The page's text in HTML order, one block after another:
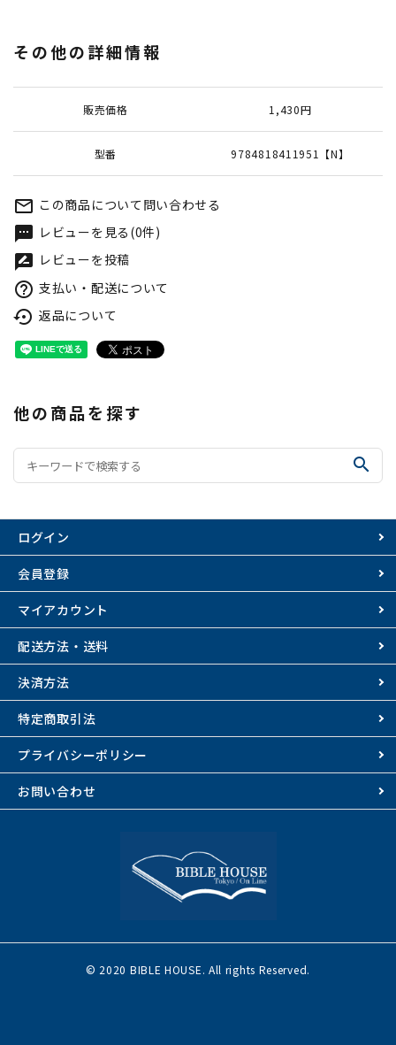
その他の詳細情報
販売価格 1,430円
型番 9784818411951【N】
mail_outline この商品について問い合わせる
textsms レビューを見る(0件)
rate_review レビューを投稿
help_outline 支払い・配送について
settings_backup_restore 返品について
他の商品を探す
search
ログイン
会員登録
マイアカウント
配送方法・送料
決済方法
特定商取引法
プライバシーポリシー
お問い合わせ
© 2020 BIBLE HOUSE. All rights Reserved.